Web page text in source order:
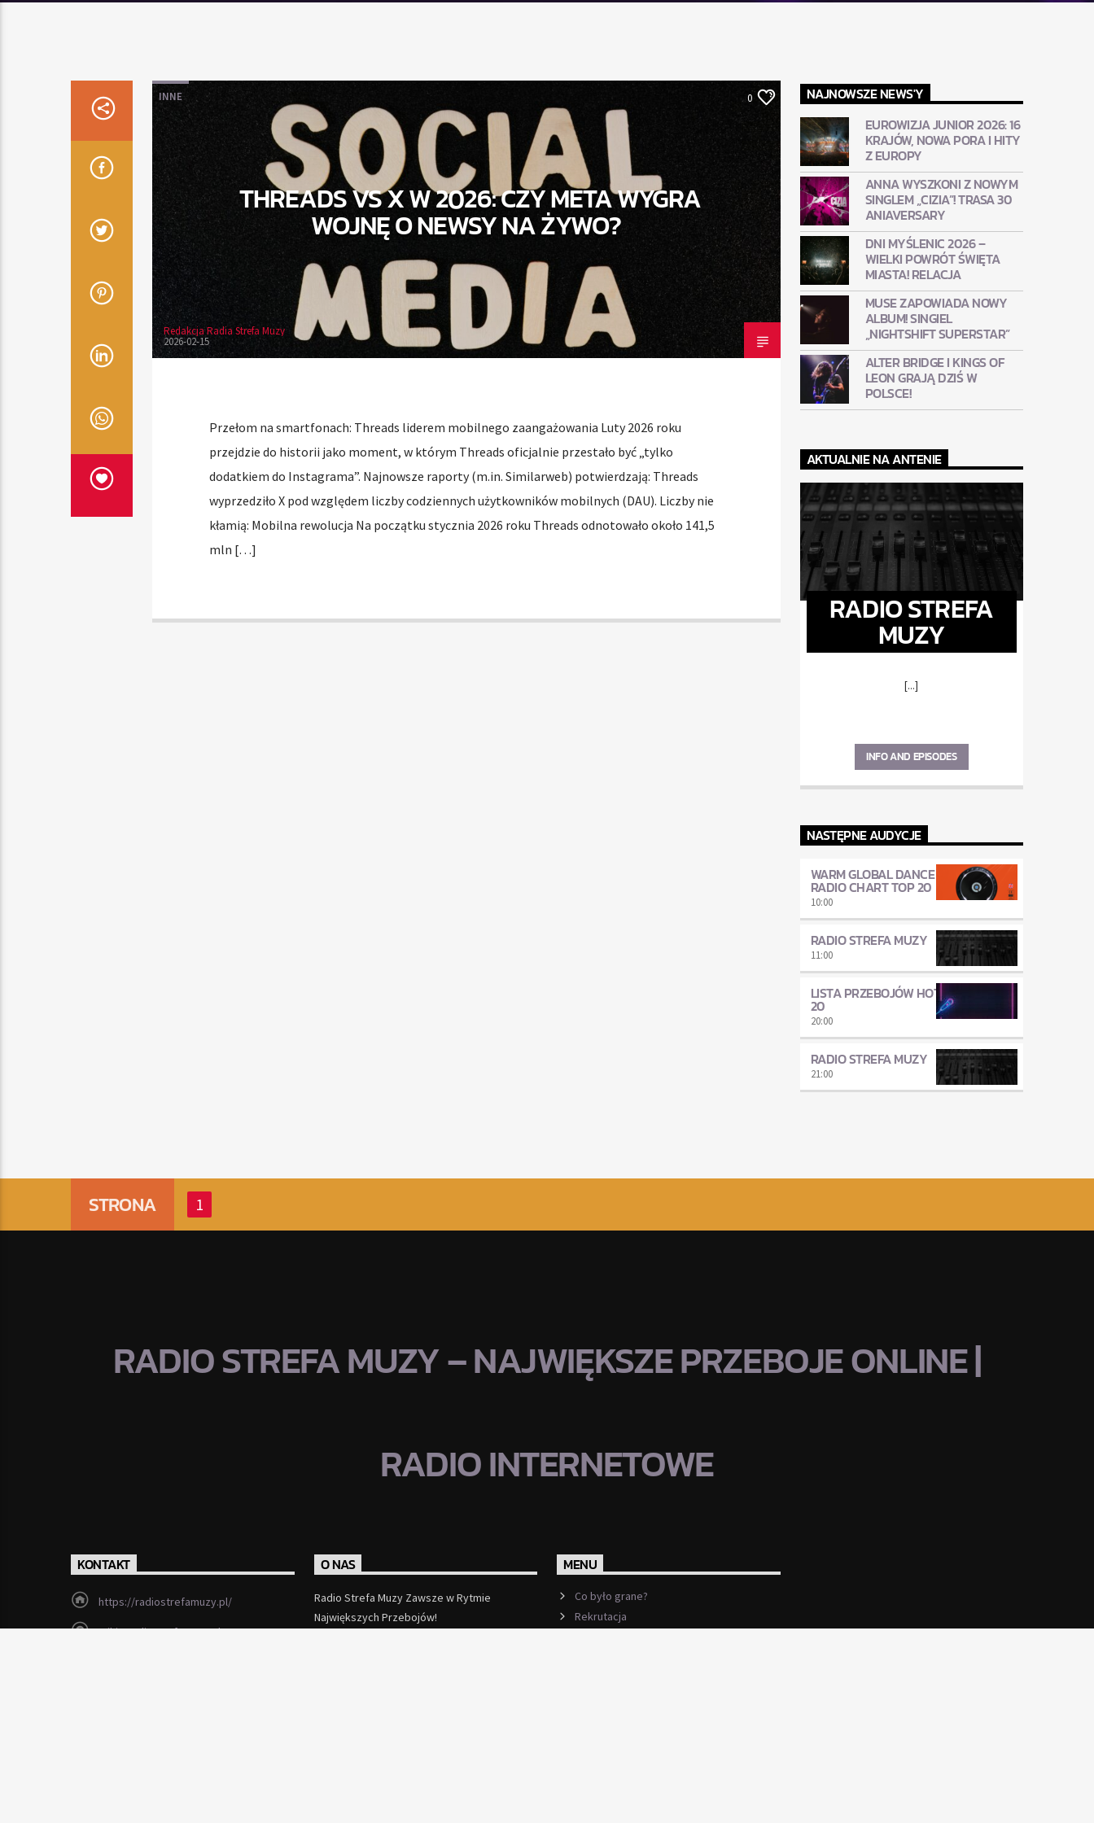
INNE 0
THREADS VS X W 2026: CZY META WYGRA
WOJNĘ O NEWSY NA ŻYWO?
Redakcja Radia Strefa Muzy
2026-02-15
Przełom na smartfonach: Threads liderem mobilnego zaangażowania Luty 2026 roku
przejdzie do historii jako moment, w którym Threads oficjalnie przestało być „tylko
dodatkiem do Instagrama”. Najnowsze raporty (m.in. Similarweb) potwierdzają: Threads
wyprzedziło X pod względem liczby codziennych użytkowników mobilnych (DAU). Liczby nie
kłamią: Mobilna rewolucja Na początku stycznia 2026 roku Threads odnotowało około 141,5
mln […]
NAJNOWSZE NEWS'Y
EUROWIZJA JUNIOR 2026: 16
KRAJÓW, NOWA PORA I HITY
Z EUROPY
ANNA WYSZKONI Z NOWYM
SINGLEM „CIZIA”! TRASA 30
ANIAVERSARY
DNI MYŚLENIC 2026 –
WIELKI POWRÓT ŚWIĘTA
MIASTA! RELACJA
MUSE ZAPOWIADA NOWY
ALBUM! SINGIEL
„NIGHTSHIFT SUPERSTAR”
ALTER BRIDGE I KINGS OF
LEON GRAJĄ DZIŚ W
POLSCE!
AKTUALNIE NA ANTENIE
RADIO STREFA
MUZY
[...]
INFO AND EPISODES
NASTĘPNE AUDYCJE
WARM GLOBAL DANCE
RADIO CHART TOP 20
10:00
RADIO STREFA MUZY
11:00
LISTA PRZEBOJÓW HOT
20
20:00
RADIO STREFA MUZY
21:00
STRONA 1
RADIO STREFA MUZY – NAJWIĘKSZE PRZEBOJE ONLINE |
RADIO INTERNETOWE
KONTAKT
https://radiostrefamuzy.pl/
miki@radiostrefamuzy.pl
O NAS
Radio Strefa Muzy Zawsze w Rytmie
Największych Przebojów!
MENU
Co było grane?
Rekrutacja